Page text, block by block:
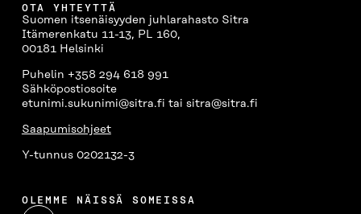
OTA YHTEYTTÄ
Suomen itsenäisyyden juhlarahasto Sitra
Itämerenkatu 11-13, PL 160,
00181 Helsinki
Puhelin +358 294 618 991
Sähköpostiosoite
etunimi.sukunimi@sitra.fi tai sitra@sitra.fi
Saapumisohjeet
Y-tunnus 0202132-3
OLEMME NÄISSÄ SOMEISSA